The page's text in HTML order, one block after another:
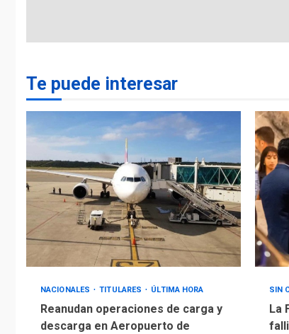
Te puede interesar
NACIONALES TITULARES ÚLTIMA HORA
Reanudan operaciones de carga y
descarga en Aeropuerto de
SIN
La